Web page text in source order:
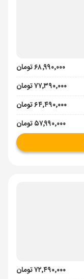
۶۸٬۹۹۰٬۰۰۰ تومان
۷۷٬۳۹۰٬۰۰۰ تومان
۶۴٬۴۹۰٬۰۰۰ تومان
۵۷٬۹۹۰٬۰۰۰ تومان
۷۲٬۴۹۰٬۰۰۰ تومان